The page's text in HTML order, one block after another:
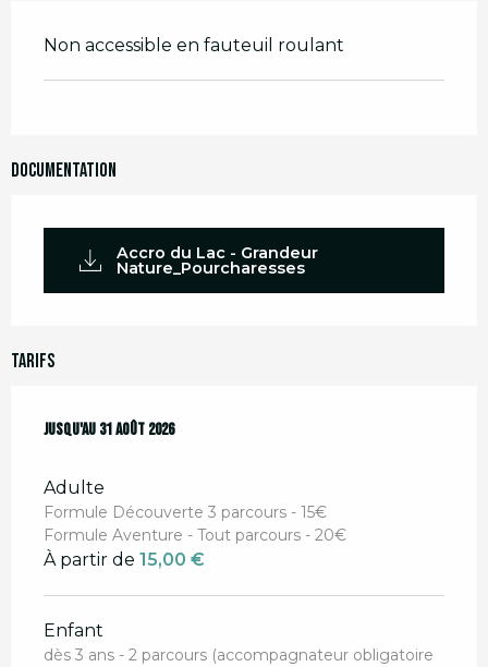
Non accessible en fauteuil roulant
Documentation
Accro du Lac - Grandeur
Nature_Pourcharesses
Tarifs
Du1 juillet 2026 au31 août 2026
Jusqu'au 31 août 2026
Adulte
Formule Découverte 3 parcours - 15€
Formule Aventure - Tout parcours - 20€
À partir de 15,00 €
Enfant
dès 3 ans - 2 parcours (accompagnateur obligatoire